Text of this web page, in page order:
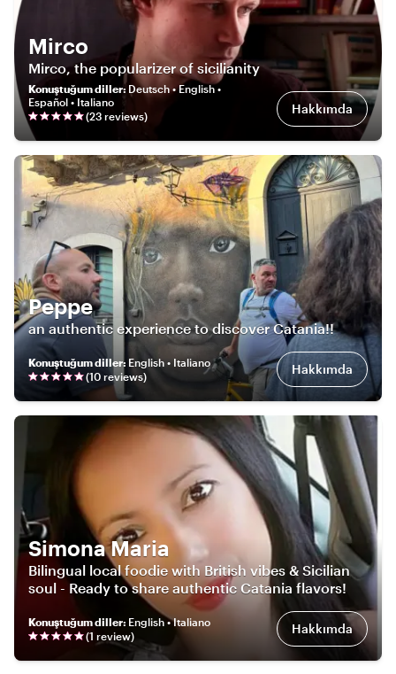
Mirco
Mirco, the popularizer of sicilianity
Konuştuğum diller: Deutsch • English •
Español • Italiano
(23 reviews) Hakkımda
Peppe
an authentic experience to discover Catania!!
Konuştuğum diller: English • Italiano
(10 reviews) Hakkımda
Simona Maria
Bilingual local foodie with British vibes & Sicilian
soul - Ready to share authentic Catania flavors!
Konuştuğum diller: English • Italiano
(1 review) Hakkımda